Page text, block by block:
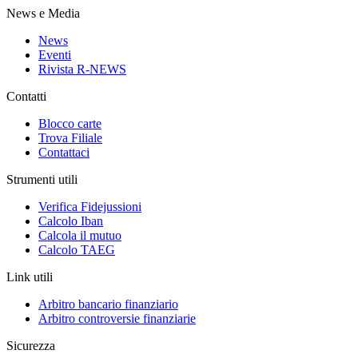
News e Media
News
Eventi
Rivista R-NEWS
Contatti
Blocco carte
Trova Filiale
Contattaci
Strumenti utili
Verifica Fidejussioni
Calcolo Iban
Calcola il mutuo
Calcolo TAEG
Link utili
Arbitro bancario finanziario
Arbitro controversie finanziarie
Sicurezza